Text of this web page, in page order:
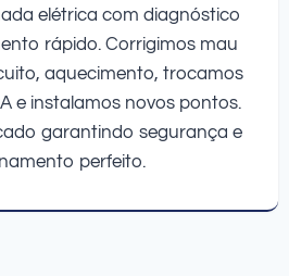
elétrica com diagnóstico
rápido. Corrigimos mau
aquecimento, trocamos
e instalamos novos pontos.
garantindo segurança e
perfeito.